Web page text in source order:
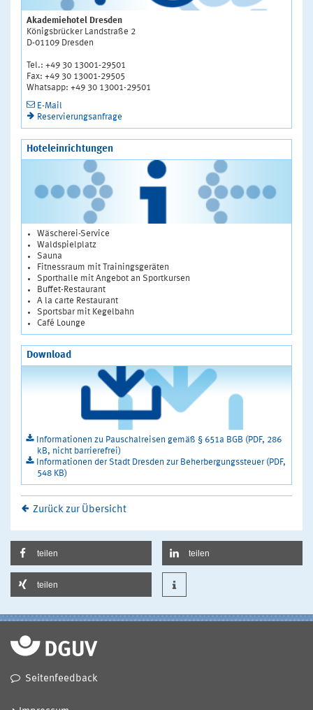
Akademiehotel Dresden
Königsbrücker Landstraße 2
D-01109 Dresden
Tel.: +49 30 13001-29501
Fax: +49 30 13001-29505
Whatsapp: +49 30 13001-29501
E-Mail
Reservierungsanfrage
Hoteleinrichtungen
Wäscherei-Service
Waldspielplatz
Sauna
Fitnessraum mit Trainingsgeräten
Sporthalle mit Angebot an Sportkursen
Buffet-Restaurant
A la carte Restaurant
Sportsbar mit Kegelbahn
Café Lounge
Download
Informationen zu Pauschalreisen gemäß § 651a BGB (PDF, 286
kB, nicht barrierefrei)
Informationen der Stadt Dresden zur Beherbergungssteuer (PDF,
548 KB)
Zurück zur Übersicht
teilen teilen
teilen
Seitenfeedback